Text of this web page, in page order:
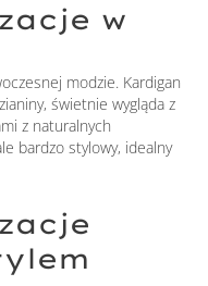
w
modzie. Kardigan
świetnie wygląda z
z naturalnych
bardzo stylowy, idealny